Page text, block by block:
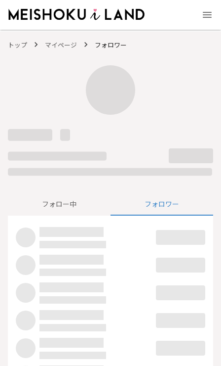
トップ マイページ フォロワー
フォロー中 フォロワー